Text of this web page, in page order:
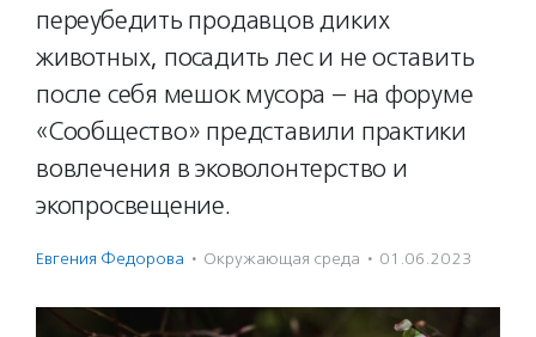
переубедить продавцов диких
животных, посадить лес и не оставить
после себя мешок мусора – на форуме
«Сообщество» представили практики
вовлечения в эковолонтерство и
экопросвещение.
Евгения Федорова · Окружающая среда · 01.06.2023